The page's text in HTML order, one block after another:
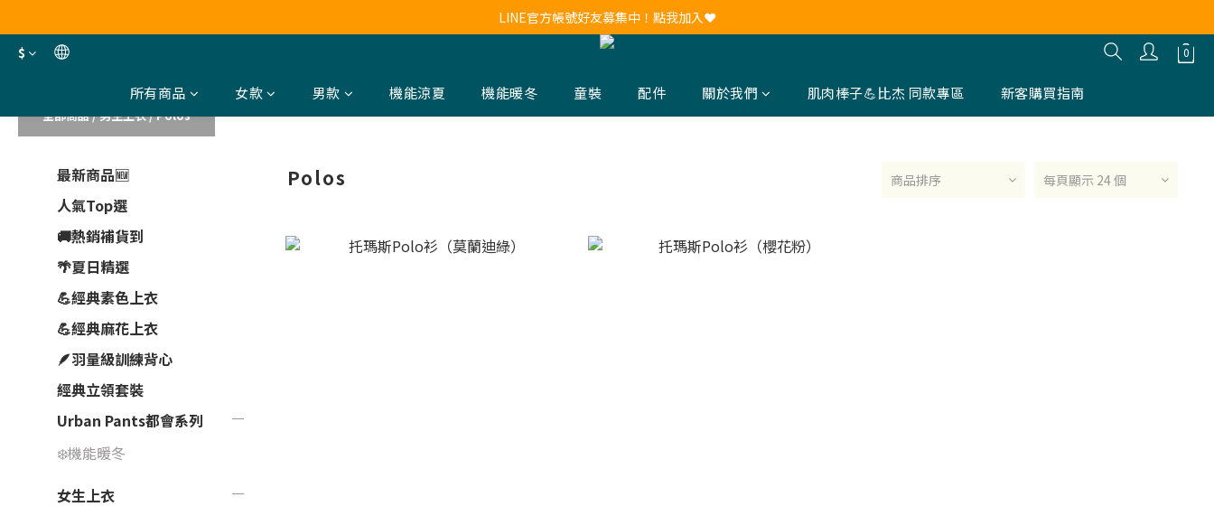
新會員註冊送30元購物金！現領現用！
LINE官方帳號好友募集中！點我加入❤
新會員註冊送30元購物金！現領現用！
$
所有商品 女款 男款 機能涼夏 機能暖冬 童裝 配件 關於我們 肌肉棒子💪比杰 同款專區 新客購買指南
全部商品/男生上衣/Polos
最新商品🆕
人氣Top選
🚚熱銷補貨到
🌴夏日精選
💪經典素色上衣
💪經典麻花上衣
🪶羽量級訓練背心
經典立領套裝
Urban Pants都會系列
❄️機能暖冬
女生上衣
Polos 商品排序 每頁顯示 24 個